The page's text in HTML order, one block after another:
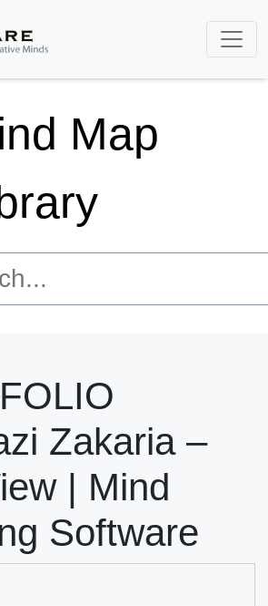
Map
Zakaria –
| Mind
Software